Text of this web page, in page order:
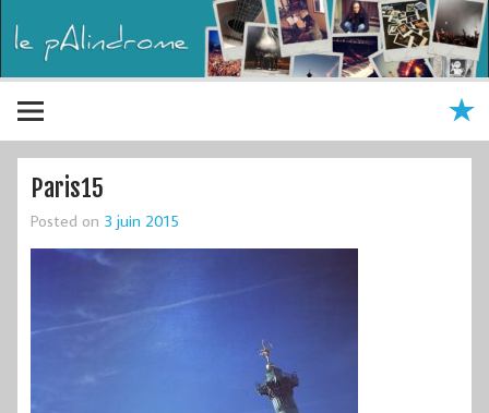
Paris15
Posted on 3 juin 2015